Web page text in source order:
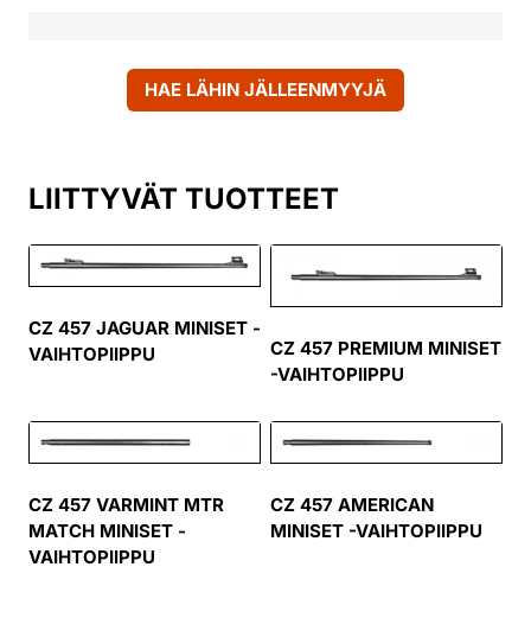
HAE LÄHIN JÄLLEENMYYJÄ
LIITTYVÄT TUOTTEET
CZ 457 JAGUAR MINISET -
VAIHTOPIIPPU
CZ 457 PREMIUM MINISET
-VAIHTOPIIPPU
CZ 457 VARMINT MTR
MATCH MINISET -
VAIHTOPIIPPU
CZ 457 AMERICAN
MINISET -VAIHTOPIIPPU